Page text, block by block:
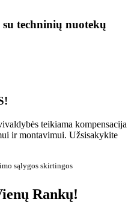
techninių nuotekų
teikiama kompensacija
ir montavimui. Užsisakykite
sąlygos skirtingos
Rankų!